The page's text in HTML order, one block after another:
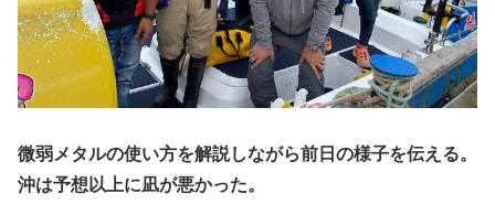
微弱メタルの使い方を解説しながら前日の様子を伝える。
沖は予想以上に凪が悪かった。